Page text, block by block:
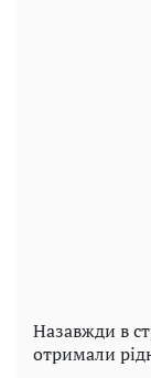
Назавжди в
отримали